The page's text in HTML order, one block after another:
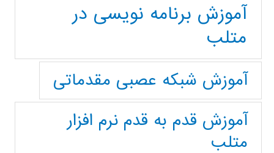
آموزش برنامه نویسی در
متلب
آموزش شبکه عصبی مقدماتی
آموزش قدم به قدم نرم افزار
متلب